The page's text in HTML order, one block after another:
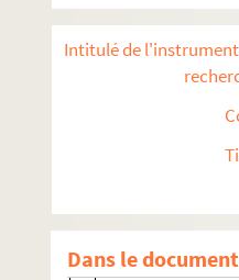
Intitulé de
Dans le
L'Homme et la
Mobile für
Ma Bohème -
Luzifer : in den
Luzifer : in den